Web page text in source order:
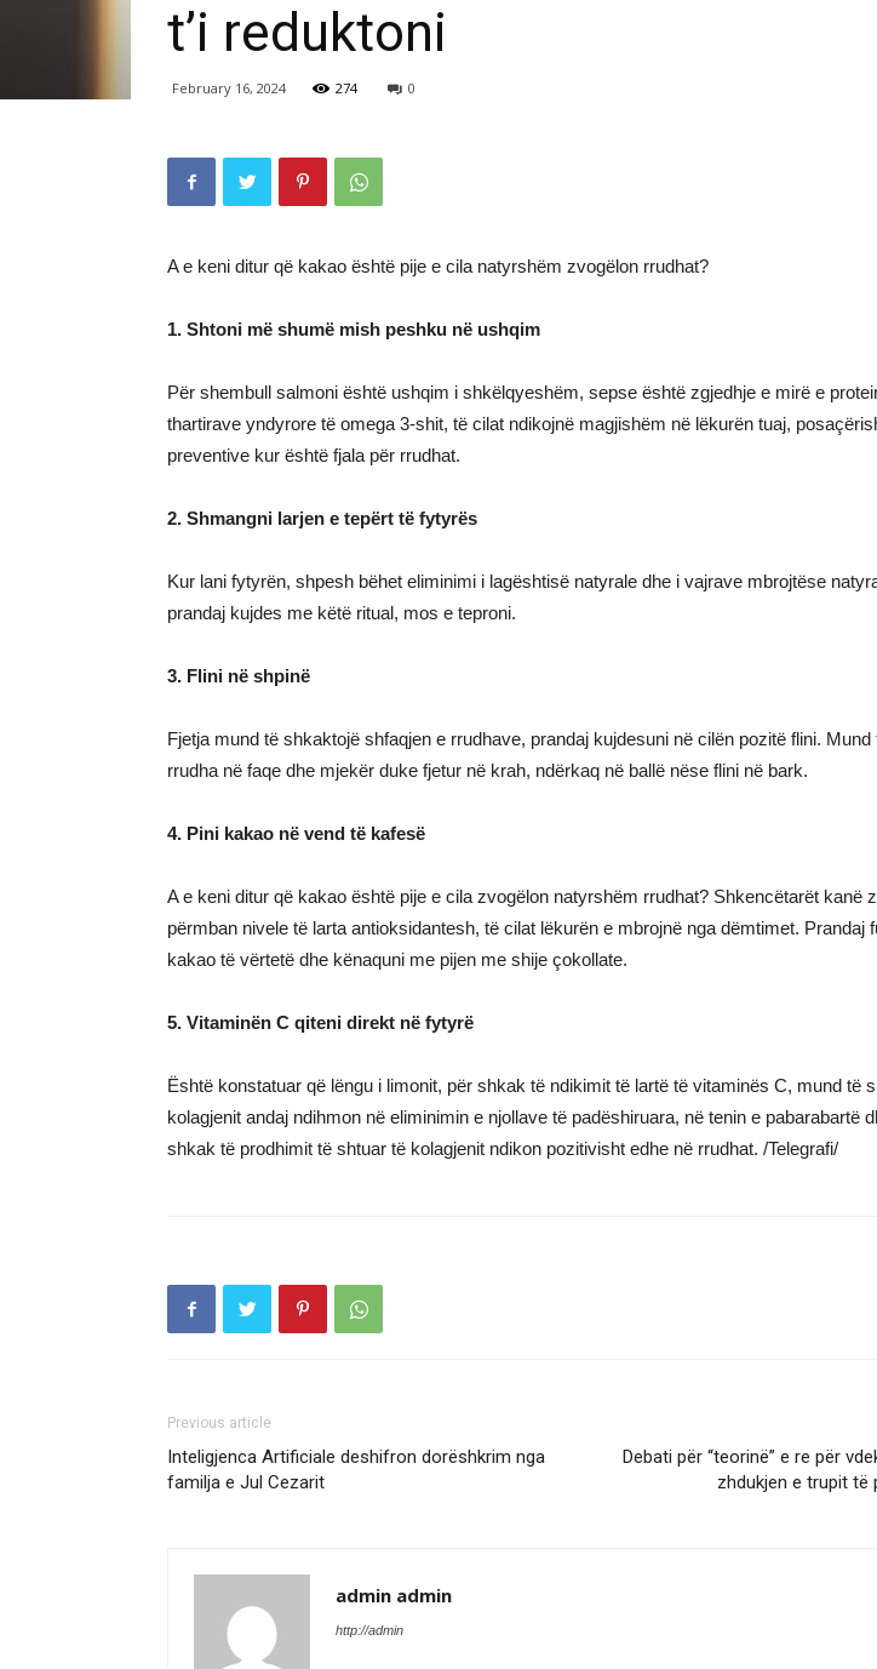
t’i reduktoni
February 16, 2024 274 0
A e keni ditur që kakao është pije e cila natyrshëm zvogëlon rrudhat?
1. Shtoni më shumë mish peshku në ushqim
Për shembull salmoni është ushqim i shkëlqyeshëm, sepse është zgjedhje e mirë e
thartirave yndyrore të omega 3-shit, të cilat ndikojnë magjishëm në lëkurën tuaj,
preventive kur është fjala për rrudhat.
2. Shmangni larjen e tepërt të fytyrës
Kur lani fytyrën, shpesh bëhet eliminimi i lagështisë natyrale dhe i vajrave mbrojtëse
prandaj kujdes me këtë ritual, mos e teproni.
3. Flini në shpinë
Fjetja mund të shkaktojë shfaqjen e rrudhave, prandaj kujdesuni në cilën pozitë flini. Mund
rrudha në faqe dhe mjekër duke fjetur në krah, ndërkaq në ballë nëse flini në bark.
4. Pini kakao në vend të kafesë
A e keni ditur që kakao është pije e cila zvogëlon natyrshëm rrudhat? Shkencëtarët kanë
përmban nivele të larta antioksidantesh, të cilat lëkurën e mbrojnë nga dëmtimet. Prandaj
kakao të vërtetë dhe kënaquni me pijen me shije çokollate.
5. Vitaminën C qiteni direkt në fytyrë
Është konstatuar që lëngu i limonit, për shkak të ndikimit të lartë të vitaminës C, mund të
kolagjenit andaj ndihmon në eliminimin e njollave të padëshiruara, në tenin e pabarabartë
shkak të prodhimit të shtuar të kolagjenit ndikon pozitivisht edhe në rrudhat. /Telegrafi/
Previous article
Inteligjenca Artificiale deshifron dorëshkrim nga
familja e Jul Cezarit
Debati për “teorinë” e re për
zhdukjen e trupit të
admin admin
http://admin